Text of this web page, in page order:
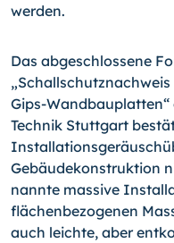
werden.
Das abgeschlossene
Gips-
Technik Stuttgart
Gebäudekonstruktion
nannte massive
flächenbezoge­nen
auch leichte, aber